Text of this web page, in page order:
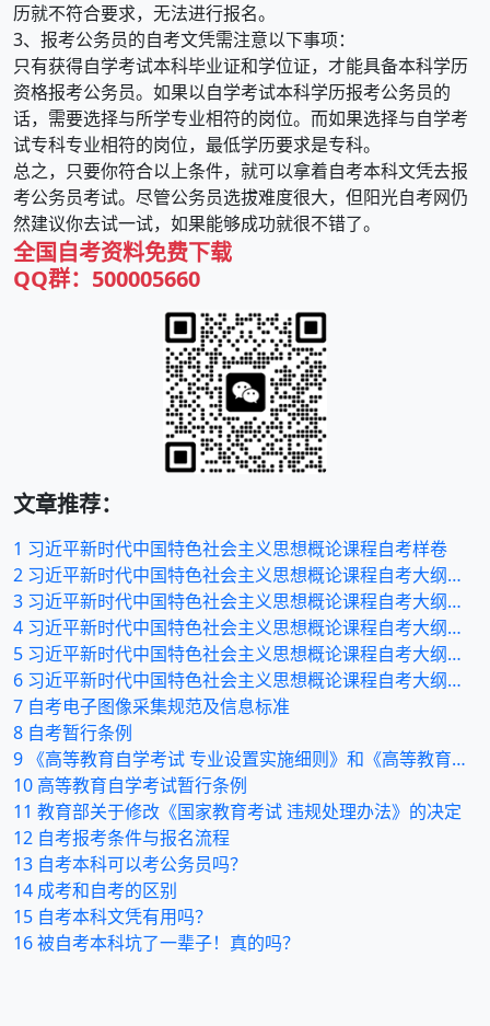
历就不符合要求，无法进行报名。
3、报考公务员的自考文凭需注意以下事项：
只有获得自学考试本科毕业证和学位证，才能具备本科学历
资格报考公务员。如果以自学考试本科学历报考公务员的
话，需要选择与所学专业相符的岗位。而如果选择与自学考
试专科专业相符的岗位，最低学历要求是专科。
总之，只要你符合以上条件，就可以拿着自考本科文凭去报
考公务员考试。尽管公务员选拔难度很大，但阳光自考网仍
然建议你去试一试，如果能够成功就很不错了。
全国 自考资料免费下载
QQ群：500005660
文章推荐：
1 习近平新时代中国特色社会主义思想概论课程自考样卷
2 习近平新时代中国特色社会主义思想概论课程自考大纲（五）
3 习近平新时代中国特色社会主义思想概论课程自考大纲（四）
4 习近平新时代中国特色社会主义思想概论课程自考大纲（三）
5 习近平新时代中国特色社会主义思想概论课程自考大纲（二）
6 习近平新时代中国特色社会主义思想概论课程自考大纲（一）
7 自考电子图像采集规范及信息标准
8 自考暂行条例
9 《高等教育自学考试 专业设置实施细则》和《高等教育自学 考试开考专业清单》
10 高等教育自学考试暂行条例
11 教育部关于修改《国家教育考试 违规处理办法》的决定
12 自考报考条件与报名流程
13 自考本科可以考公务员吗？
14 成考和自考的区别
15 自考本科文凭有用吗？
16被自考本科坑了一辈子！真的吗？